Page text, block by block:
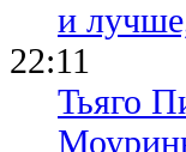
и
22:11
Тьяго